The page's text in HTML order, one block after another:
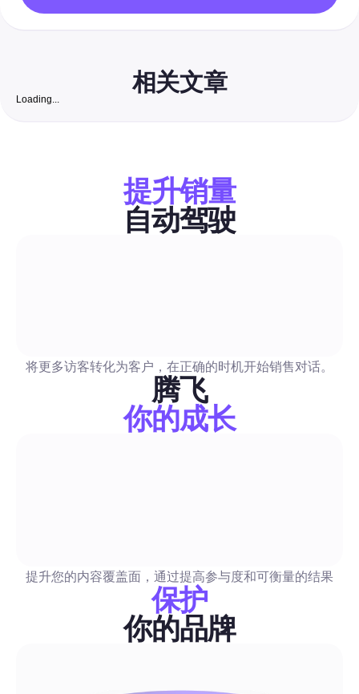
相关文章
化结合，赢得真实、业务就绪的Instagram粉丝。包括适合印度
经过审核的清单、私信/评论模板和将粉丝转化为客户的精确流
评论与私信自动化
授权、每张图成本以及审核功能。包含测试过的提示模板、API/
单、法律指导，以及即插即用的Blabla工作流程，用于自动化发
评论与私信自动化
含简单易懂的许可清单、特定渠道推荐以及现成的批处理工作流
这些复制粘贴的步骤加入你的自动化流程中，以节省时间并降低
评论与私信自动化
Loading...
提升销量
自动驾驶
将更多访客转化为客户，在正确的时机开始销售对话。
腾飞
你的成长
提升您的内容覆盖面，通过提高参与度和可衡量的结果
保护
你的品牌